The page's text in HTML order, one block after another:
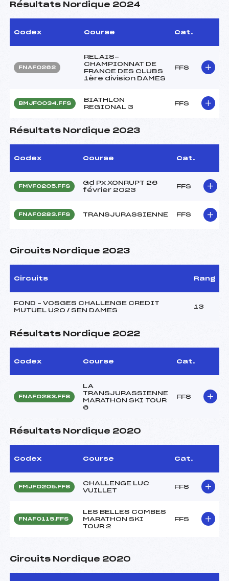
Résultats Nordique 2024
Codex Course Cat.
FNAF0262
RELAIS-
CHAMPIONNAT DE
FRANCE DES CLUBS
1ère division DAMES
FFS
BMJF0034.FFS
BIATHLON
REGIONAL 3
FFS
Résultats Nordique 2023
Codex Course Cat.
FMVF0205.FFS
Gd Px XONRUPT 26
février 2023
FFS
FNAF0283.FFS TRANSJURASSIENNE FFS
Circuits Nordique 2023
Circuits Rang
FOND – VOSGES CHALLENGE CREDIT
MUTUEL U20 / SEN DAMES
13
Résultats Nordique 2022
Codex Course Cat.
FNAF0283.FFS
LA
TRANSJURASSIENNE
MARATHON SKI TOUR
6
FFS
Résultats Nordique 2020
Codex Course Cat.
FMJF0205.FFS
CHALLENGE LUC
VUILLET
FFS
FNAF0115.FFS
LES BELLES COMBES
MARATHON SKI
TOUR 2
FFS
Circuits Nordique 2020